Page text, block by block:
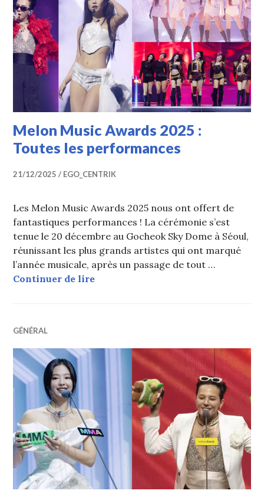
Melon Music Awards 2025 :
Toutes les performances
21/12/2025 EGO_CENTRIK
Les Melon Music Awards 2025 nous ont offert de
fantastiques performances ! La cérémonie s’est
tenue le 20 décembre au Gocheok Sky Dome à Séoul,
réunissant les plus grands artistes qui ont marqué
l’année musicale, après un passage de tout …
Continuer de lireMelon Music Awards 2025 : Toutes
GÉNÉRAL